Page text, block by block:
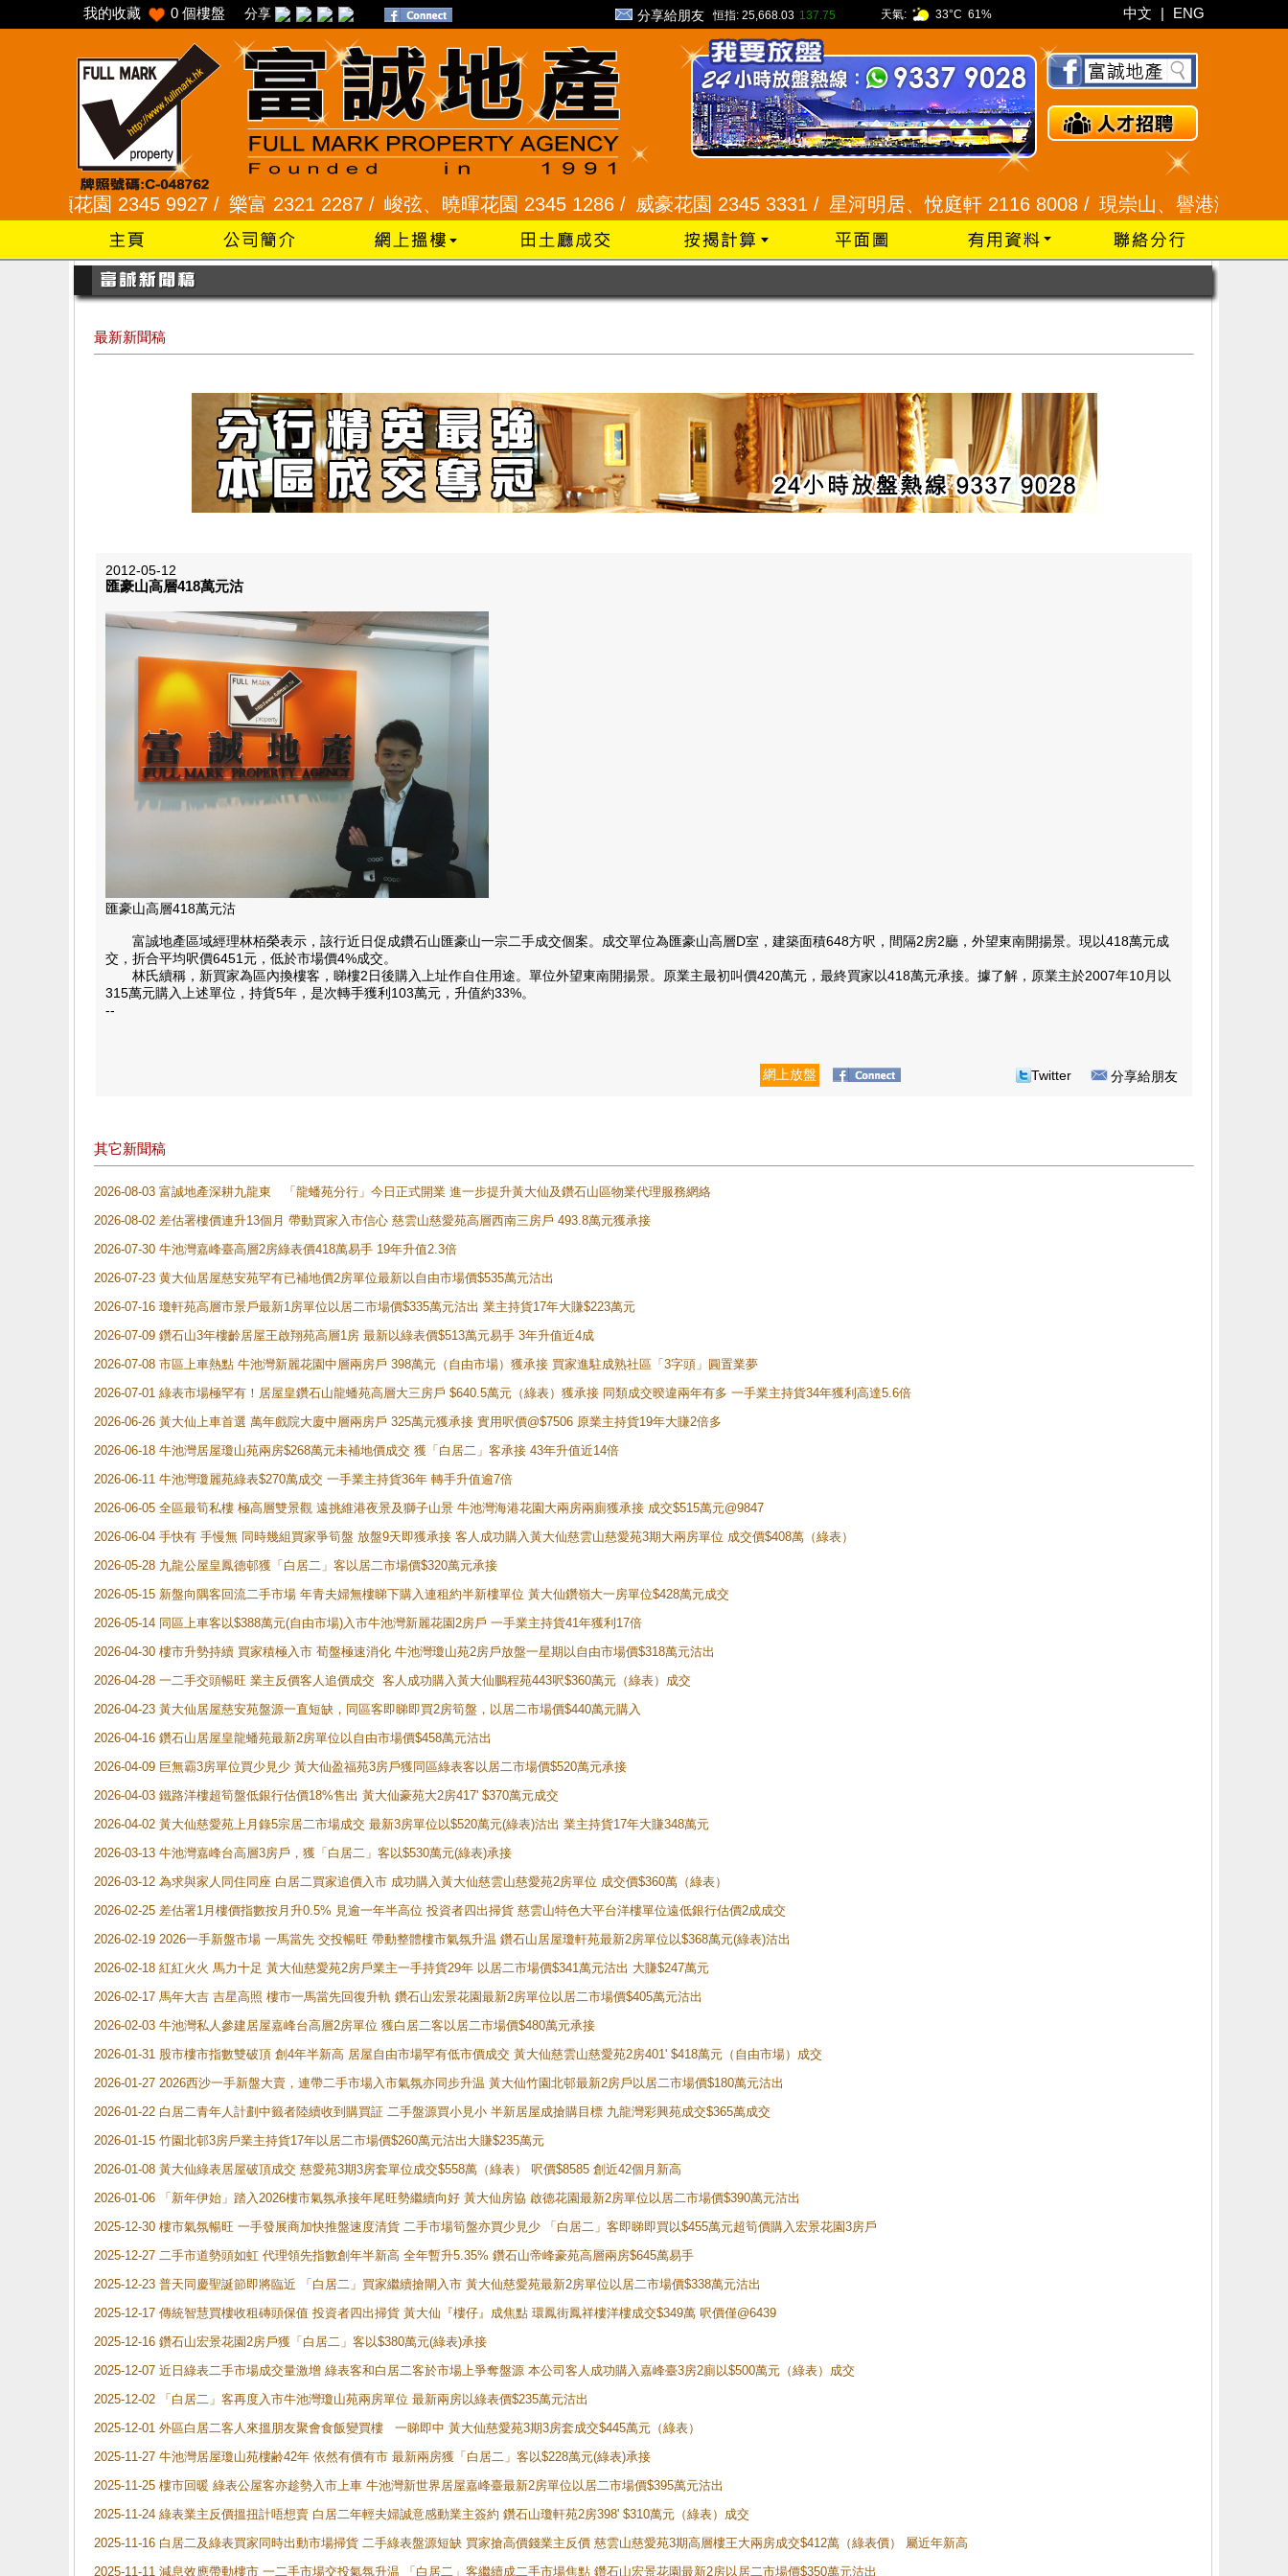
我的收藏 0 個樓盤 分享 分享給朋友 恒指: 25,668.03 137.75 天氣: 33°C 61% 中文 | ENG
花園 2345 9927 / 樂富 2321 2287 / 峻弦、曉暉花園 2345 1286 / 威豪花園 2345 3331 / 星河明居、悅庭軒 2116 8008 / 現崇山、譽港灣 2345 9926 /
最新新聞稿
2012-05-12
匯豪山高層418萬元​沽
匯豪山高層418萬元​沽
富誠地產區域經理林栢榮表示，該行近日促成鑽石山匯豪山一宗二手成交個案。成交單位為匯豪山高層D室，建築面積648方呎，間隔2房2廳，外望東南開揚景。現以418萬元成
交，折合平均呎價6451元，低於市場價4%成交。
林氏續稱，新買家為區內換樓客，睇樓2日後購入上址作自住用途。單位外望東南開揚景。原業主最初叫價420萬元，最終買家以418萬元承接。據了解，原業主於2007年10月以
315萬元購入上述單位，持貨5年，是次轉手獲利103萬元，升值約33%。
--
網上放盤 Twitter 分享給朋友
其它新聞稿
2026-08-03 富誠地產深耕九龍東 「龍蟠苑分行」今日正式開業 進一步提升黃大仙及鑽石山區物業代理服務網絡
2026-08-02 差估署樓價連升13個月 帶動買家入市信心 慈雲山慈愛苑高層西南三房戶 493.8萬元獲承接
2026-07-30 牛池灣嘉峰臺高層2房綠表價418萬易手 19年升值2.3倍
2026-07-23 黄大仙居屋慈安苑罕有已補地價2房單位最新以自由市場價$535萬元沽出
2026-07-16 瓊軒苑高層市景戶最新1房單位以居二市場價$335萬元沽出 業主持貨17年大賺$223萬元
2026-07-09 鑽石山3年樓齡居屋王啟翔苑高層1房 最新以綠表價$513萬元易手 3年升值近4成
2026-07-08 市區上車熱點 牛池灣新麗花園中層兩房戶 398萬元（自由市場）獲承接 買家進駐成熟社區「3字頭」圓置業夢
2026-07-01 綠表市場極罕有！居屋皇鑽石山龍蟠苑高層大三房戶 $640.5萬元（綠表）獲承接 同類成交暌違兩年有多 一手業主持貨34年獲利高達5.6倍
2026-06-26 黃大仙上車首選 萬年戲院大廈中層兩房戶 325萬元獲承接 實用呎價@$7506 原業主持貨19年大賺2倍多
2026-06-18 牛池灣居屋瓊山苑兩房$268萬元未補地價成交 獲「白居二」客承接 43年升值近14倍
2026-06-11 牛池灣瓊麗苑綠表$270萬成交 一手業主持貨36年 轉手升值逾7倍
2026-06-05 全區最筍私樓 極高層雙景觀 遠挑維港夜景及獅子山景 牛池灣海港花園大兩房兩廁獲承接 成交$515萬元@9847
2026-06-04 手快有 手慢無 同時幾組買家爭筍盤 放盤9天即獲承接 客人成功購入黃大仙慈雲山慈愛苑3期大兩房單位 成交價$408萬（綠表）
2026-05-28 九龍公屋皇鳳德邨獲「白居二」客以居二市場價$320萬元承接
2026-05-15 新盤向隅客回流二手市場 年青夫婦無樓睇下購入連租約半新樓單位 黃大仙鑽嶺大一房單位$428萬元成交
2026-05-14 同區上車客以$388萬元(自由市場)入市牛池灣新麗花園2房戶 一手業主持貨41年獲利17倍
2026-04-30 樓市升勢持續 買家積極入市 荀盤極速消化 牛池灣瓊山苑2房戶放盤一星期以自由市場價$318萬元沽出
2026-04-28 一二手交頭暢旺 業主反價客人追價成交 客人成功購入黃大仙鵬程苑443呎$360萬元（綠表）成交
2026-04-23 黃大仙居屋慈安苑盤源一直短缺，同區客即睇即買2房筍盤，以居二市場價$440萬元購入
2026-04-16 鑽石山居屋皇龍蟠苑最新2房單位以自由市場價$458萬元沽出
2026-04-09 巨無霸3房單位買少見少 黃大仙盈福苑3房戶獲同區綠表客以居二市場價$520萬元承接
2026-04-03 鐵路洋樓超筍盤低銀行估價18%售出 黃大仙豪苑大2房417' $370萬元成交
2026-04-02 黃大仙慈愛苑上月錄5宗居二市場成交 最新3房單位以$520萬元(綠表)沽出 業主持貨17年大賺348萬元
2026-03-13 牛池灣嘉峰台高層3房戶，獲「白居二」客以$530萬元(綠表)承接
2026-03-12 為求與家人同住同座 白居二買家追價入市 成功購入黃大仙慈雲山慈愛苑2房單位 成交價$360萬（綠表）
2026-02-25 差估署1月樓價指數按月升0.5% 見逾一年半高位 投資者四出掃貨 慈雲山特色大平台洋樓單位遠低銀行估價2成成交
2026-02-19 2026一手新盤市場 一馬當先 交投暢旺 帶動整體樓市氣氛升温 鑽石山居屋瓊軒苑最新2房單位以$368萬元(綠表)沽出
2026-02-18 紅紅火火 馬力十足 黃大仙慈愛苑2房戶業主一手持貨29年 以居二市場價$341萬元沽出 大賺$247萬元
2026-02-17 馬年大吉 吉星高照 樓市一馬當先回復升軌 鑽石山宏景花園最新2房單位以居二市場價$405萬元沽出
2026-02-03 牛池灣私人參建居屋嘉峰台高層2房單位 獲白居二客以居二市場價$480萬元承接
2026-01-31 股市樓市指數雙破頂 創4年半新高 居屋自由市場罕有低市價成交 黃大仙慈雲山慈愛苑2房401' $418萬元（自由市場）成交
2026-01-27 2026西沙一手新盤大賣，連帶二手市場入市氣氛亦同步升温 黃大仙竹園北邨最新2房戶以居二市場價$180萬元沽出
2026-01-22 白居二青年人計劃中籤者陸續收到購買証 二手盤源買小見小 半新居屋成搶購目標 九龍灣彩興苑成交$365萬成交
2026-01-15 竹園北邨3房戶業主持貨17年以居二市場價$260萬元沽出大賺$235萬元
2026-01-08 黃大仙綠表居屋破頂成交 慈愛苑3期3房套單位成交$558萬（綠表） 呎價$8585 創近42個月新高
2026-01-06 「新年伊始」踏入2026樓市氣氛承接年尾旺勢繼續向好 黃大仙房協 啟德花園最新2房單位以居二市場價$390萬元沽出
2025-12-30 樓市氣氛暢旺 一手發展商加快推盤速度清貨 二手市場筍盤亦買少見少 「白居二」客即睇即買以$455萬元超筍價購入宏景花園3房戶
2025-12-27 二手市道勢頭如虹 代理領先指數創年半新高 全年暫升5.35% 鑽石山帝峰豪苑高層兩房$645萬易手
2025-12-23 普天同慶聖誕節即將臨近 「白居二」買家繼續搶閘入市 黃大仙慈愛苑最新2房單位以居二市場價$338萬元沽出
2025-12-17 傳統智慧買樓收租磚頭保值 投資者四出掃貨 黃大仙『樓仔』成焦點 環鳳街鳳祥樓洋樓成交$349萬 呎價僅@6439
2025-12-16 鑽石山宏景花園2房戶獲「白居二」客以$380萬元(綠表)承接
2025-12-07 近日綠表二手市場成交量激增 綠表客和白居二客於市場上爭奪盤源 本公司客人成功購入嘉峰臺3房2廁以$500萬元（綠表）成交
2025-12-02 「白居二」客再度入市牛池灣瓊山苑兩房單位 最新兩房以綠表價$235萬元沽出
2025-12-01 外區白居二客人來搵朋友聚會食飯變買樓 一睇即中 黃大仙慈愛苑3期3房套成交$445萬元（綠表）
2025-11-27 牛池灣居屋瓊山苑樓齢42年 依然有價有市 最新兩房獲「白居二」客以$228萬元(綠表)承接
2025-11-25 樓市回暖 綠表公屋客亦趁勢入市上車 牛池灣新世界居屋嘉峰臺最新2房單位以居二市場價$395萬元沽出
2025-11-24 綠表業主反價搵扭計唔想賣 白居二年輕夫婦誠意感動業主簽約 鑽石山瓊軒苑2房398' $310萬元（綠表）成交
2025-11-16 白居二及綠表買家同時出動市場掃貨 二手綠表盤源短缺 買家搶高價錢業主反價 慈雲山慈愛苑3期高層樓王大兩房成交$412萬（綠表價） 屬近年新高
2025-11-11 減息效應帶動樓市 一二手市場交投氣氛升温 「白居二」客繼續成二手市場焦點 鑽石山宏景花園最新2房以居二市場價$350萬元沽出